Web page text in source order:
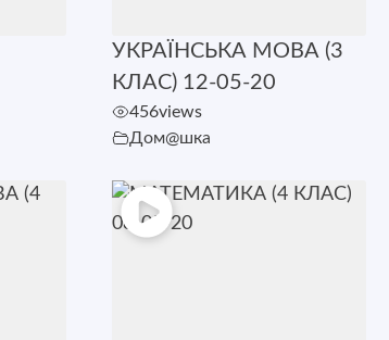
УКРАЇНСЬКА МОВА (3
КЛАС) 12-05-20
456views
Дом@шка